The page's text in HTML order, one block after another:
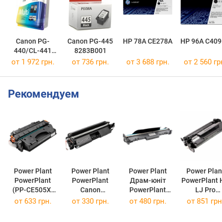
Canon PG-
440/CL-441
MULTI
Canon PG-445
8283B001
HP 78A CE278A HP 96A
от 1 972 грн. от 736 грн. от 3 688 грн. от 2 560
Рекомендуем
Power Plant
PowerPlant
(PP-CE505X)
HP LJ P2050,
Power Plant
PowerPlant
Canon
LBP112/MF112
Power Plant
Драм-юніт
PowerPlant
Canon
Power
PowerPlant HP
LJ Pro
M404dn/
от 633 грн. от 330 грн. от 480 грн. от 851